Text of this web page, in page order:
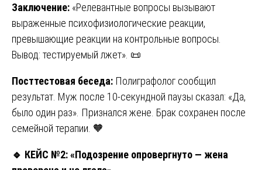
Заключение: «Релевантные вопросы вызывают
выраженные психофизиологические реакции,
превышающие реакции на контрольные вопросы.
Вывод: тестируемый лжет». 📜
Посттестовая беседа: Полиграфолог сообщил
результат. Муж после 10-секундной паузы сказал: «Да,
было один раз». Признался жене. Брак сохранен после
семейной терапии. 🧡
🔹 КЕЙС №2: «Подозрение опровергнуто — жена